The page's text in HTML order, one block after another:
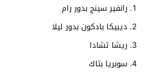
رانفير سينج بدور رام
ديبيكا بادكون بدور ليلا
ريشا تشادا
سوبريا بثاك